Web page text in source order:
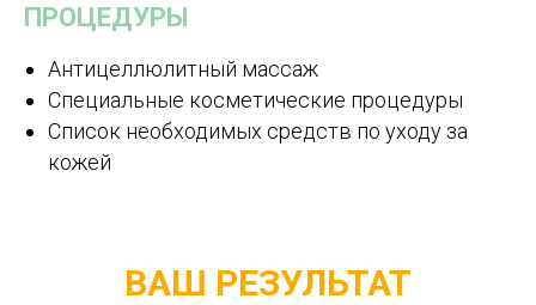
ПРОЦЕДУРЫ
Антицеллюлитный массаж
Специальные косметические процедуры
Список необходимых средств по уходу за
кожей
ВАШ РЕЗУЛЬТАТ